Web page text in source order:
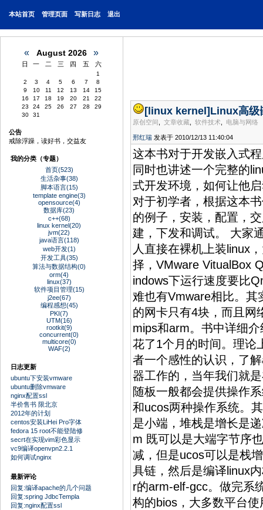
本站首页 管理页面 写新日志 退出
« August 2026 »
日 一 二 三 四 五 六
1
2
3 4 5 6 7
8
9
10 11 12 13 14
15
16
17 18 19 20 21
22
23
24 25 26 27 28
29
30
31
公告
戒除浮躁，读好书，交益友
我的分类（专题）
首页(523)
生活杂事(38)
脚本语言(15)
template engine(3)
opensource(4)
数据库(23)
c++(68)
linux kernel(20)
jvm(22)
java语言(118)
web开发(1)
开发工具(35)
算法与数据结构(0)
orm(4)
linux(37)
软件项目管理(15)
j2ee(67)
编程感想(45)
PKI(7)
UTM(16)
rootkit(9)
concurrent(0)
multicore(0)
WAF(2)
日志更新
ubuntu下安装vmware
ubuntu删除vmware
nginx配置ssl
半价售书 限北京
2012年的计划
centos安装LiHei Pro字体
fedora 15 root不能登陆修
secrt在实现vim彩色显示
vc9编译openvpn2.2.1
如何调试nginx
最新评论
回复:编译apache的几个问题
回复:spring JdbcTempla
回复:nginx配置ssl
[linux kernel] Linux高级
原创空间 文章收藏 软件技术 电脑与网络
邢红瑞 发表于 2010/12/13 11:40:04
这本书对于开发嵌入式
同时也讲述一个完整的
式开发环境，如何让他
对于初学者，根据这本
的例子，安装，配置，
建，下发和调试。 大家
人直接在裸机上装linux
择，VMware VitualBox
indows下运行速度要比
难也有Vmware相比。其
的网卡只有4块，而且网
mips和arm。书中详细
花了1个月的时间。理论
者一个感性的认识，了
器工作的，当年我们就
随板一般都会提供操作
和ucos两种操作系统。
是小端，堆栈是增长是
m 既可以是大端字节序
减，但是ucos可以是栈
具链，然后是编译linux
r的arm-elf-gcc。做完系
构的bios，大多数平台